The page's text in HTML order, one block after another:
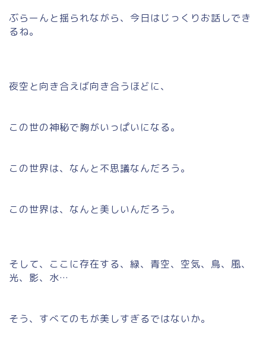
ぶらーんと揺られながら、今日はじっくりお話しでき
るね。
夜空と向き合えば向き合うほどに、
この世の神秘で胸がいっぱいになる。
この世界は、なんと不思議なんだろう。
この世界は、なんと美しいんだろう。
そして、ここに存在する、緑、青空、空気、鳥、風、
光、影、水…
そう、すべてのもが美しすぎるではないか。